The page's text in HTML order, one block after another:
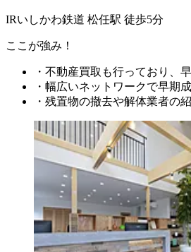
IRいしかわ鉄道 松任駅 徒歩5分
ここが強み！
・不動産買取も行っており、
・幅広いネットワークで早期
・残置物の撤去や解体業者の